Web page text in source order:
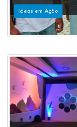
Ideas em Ação